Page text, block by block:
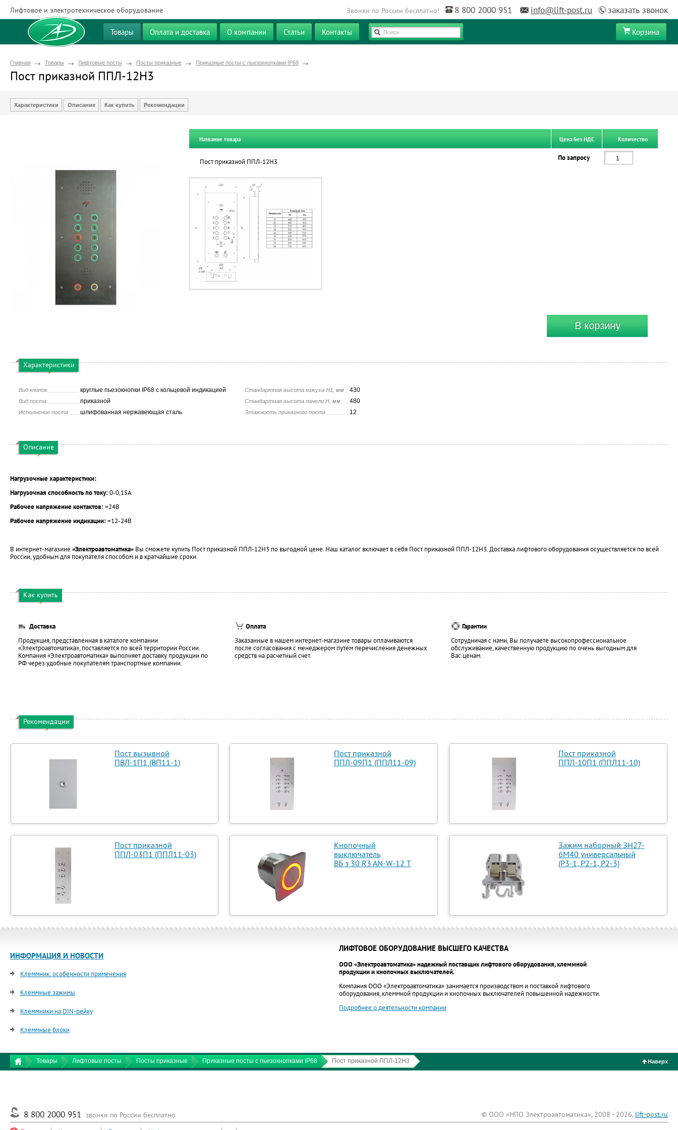
Лифтовое и электротехническое оборудование Звонки по России бесплатно! 8 800 2000 951 info@lift-post.ru заказать звонок
Товары Оплата и доставка О компании Статьи Контакты Поиск Корзина
Главная Товары Лифтовые посты Посты приказные Приказные посты с пьезокнопками IP68
Пост приказной ППЛ-12Н3
Характеристики Описание Как купить Рекомендации
Название товара Цена без НДС Количество
Пост приказной ППЛ-12Н3 По запросу
В корзину
Характеристики
Вид кнопок круглые пьезокнопки IP68 с кольцевой индикацией
Вид поста приказной
Исполнение поста шлифованная нержавеющая сталь
Стандартная высота кожуха H1, мм 430
Стандартная высота панели H, мм 480
Этажность приказного поста 12
Описание
Нагрузочные характеристики:
Нагрузочная способность по току:0-0,15А
Рабочее напряжение контактов:=24В
Рабочее напряжение индикации:=12-24В
В интернет-магазине «Электроавтоматика» Вы сможете купить Пост приказной ППЛ-12Н3 по выгодной цене. Наш каталог включает в себя Пост приказной ППЛ-12Н3. Доставка лифтового оборудования осуществляется по всей
России, удобным для покупателя способом и в кратчайшие сроки.
Как купить
Доставка
Продукция, представленная в каталоге компании
«Электроавтоматика», поставляется по всей территории России.
Компания «Электроавтоматика» выполняет доставку продукции по
РФ через удобные покупателям транспортные компании.
Оплата
Заказанные в нашем интернет-магазине товары оплачиваются
после согласования с менеджером путем перечисления денежных
средств на расчетный счет.
Гарантии
Сотрудничая с нами, Вы получаете высокопрофессиональное
обслуживание, качественную продукцию по очень выгодным для
Вас ценам.
Рекомендации
Пост вызывной
ПВЛ-1П1 (ВП11-1)
Пост приказной
ППЛ-09П1 (ППЛ11-09)
Пост приказной
ППЛ-10П1 (ППЛ11-10)
Пост приказной
ППЛ-03П1 (ППЛ11-03)
Кнопочный
выключатель
ВБ з 30 R3 AN-W-12 T
Зажим наборный ЗН27-
6М40 универсальный
(Р3-1, Р2-1, Р2-3)
ИНФОРМАЦИЯ И НОВОСТИ
Клеммник: особенности применения
Клеммные зажимы
Клеммники на DIN-рейку
Клеммные блоки
ЛИФТОВОЕ ОБОРУДОВАНИЕ ВЫСШЕГО КАЧЕСТВА
ООО «Электроавтоматика» надежный поставщик лифтового оборудования, клеммной
продукции и кнопочных выключателей.
Компания ООО «Электроавтоматика» занимается производством и поставкой лифтового
оборудования, клеммной продукции и кнопочных выключателей повышенной надежности.
Подробнее о деятельности компании
Товары Лифтовые посты Посты приказные Приказные посты с пьезокнопками IP68 Пост приказной ППЛ-12Н3 Наверх
8 800 2000 951 звонки по России бесплатно © ООО «НПО Электроавтоматика», 2008 - 2026, lift-post.ru